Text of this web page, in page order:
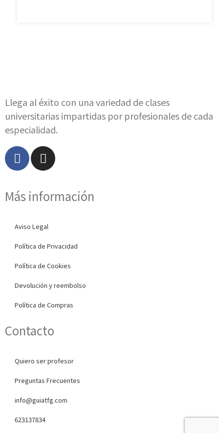
Llega al éxito con una variedad de clases
universitarias impartidas por profesionales de cada
especialidad.
Más información
Aviso Legal
Política de Privacidad
Política de Cookies
Devolución y reembolso
Política de Compras
Contacto
Quiero ser profesor
Preguntas Frecuentes
info@guiatfg.com
623137834